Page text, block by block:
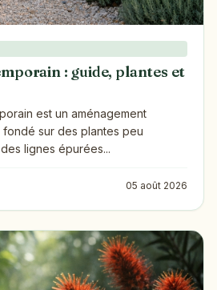
: guide, plantes et
est un aménagement
sur des plantes peu
lignes épurées...
05 août 2026